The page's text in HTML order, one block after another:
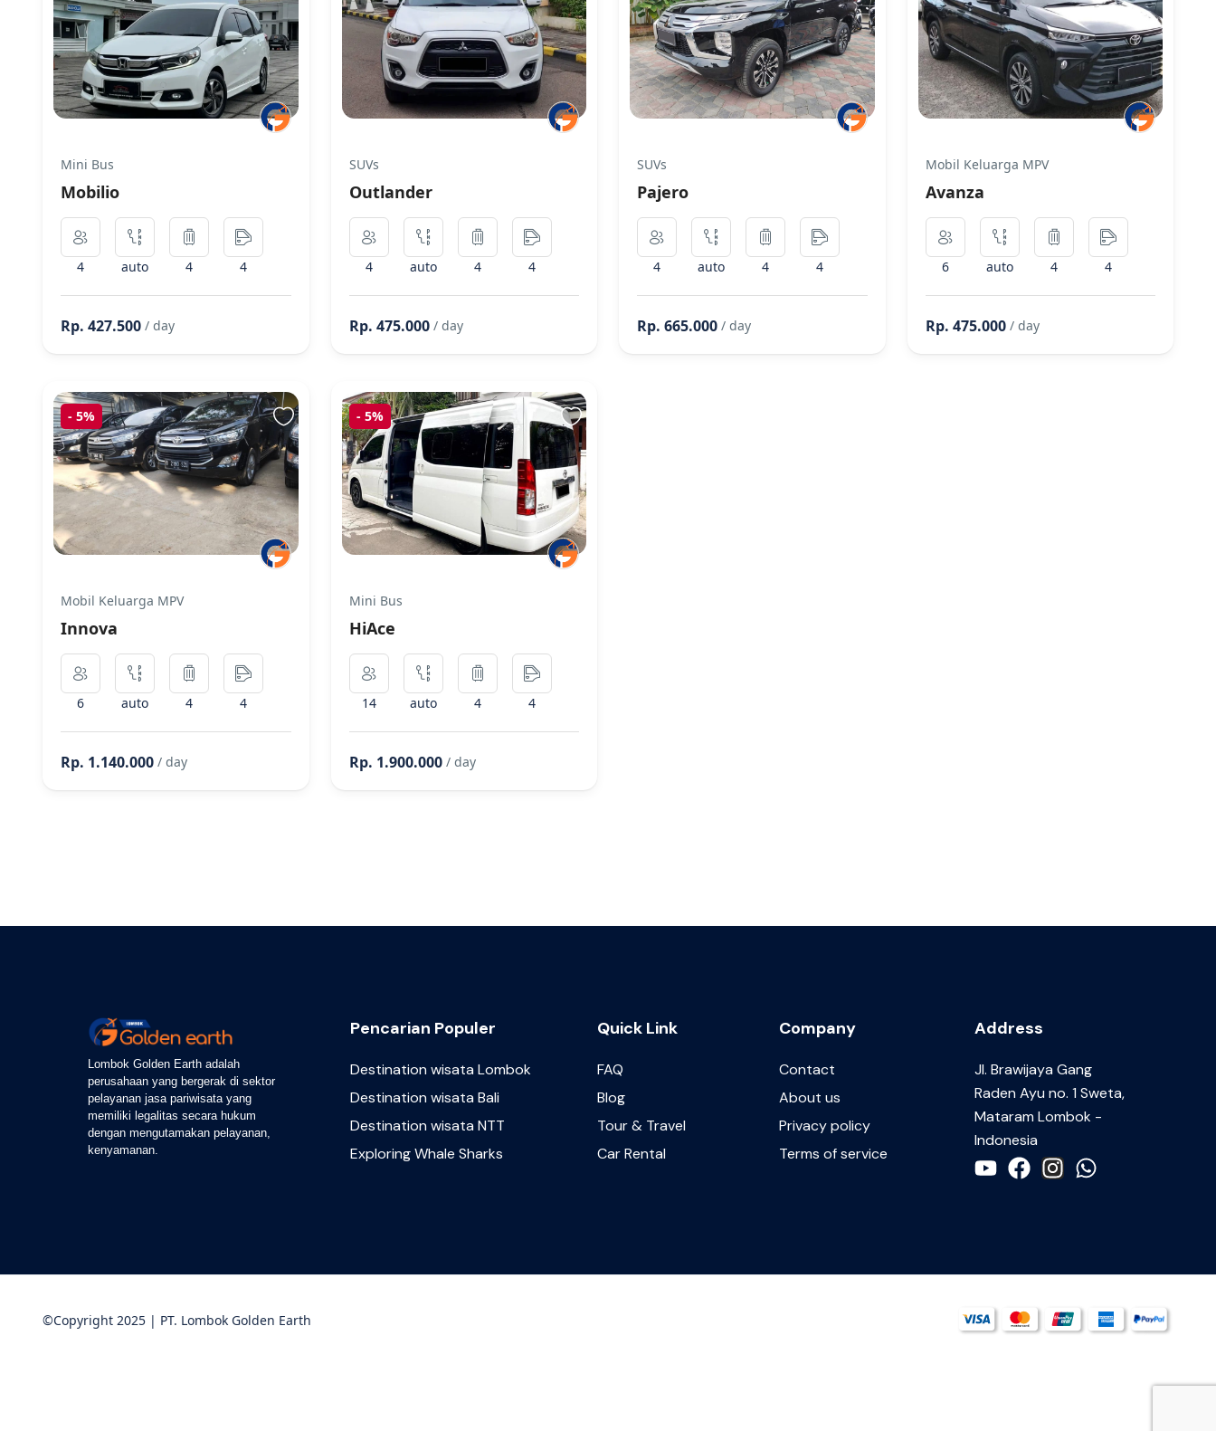
Mini Bus
Mobilio
4 auto 4 4
Rp. 427.500 / day
SUVs
Outlander
4 auto 4 4
Rp. 475.000 / day
SUVs
Pajero
4 auto 4 4
Rp. 665.000 / day
Mobil Keluarga MPV
Avanza
6 auto 4 4
Rp. 475.000 / day
- 5%
Mobil Keluarga MPV
Innova
6 auto 4 4
Rp. 1.140.000 / day
- 5%
Mini Bus
HiAce
14 auto 4 4
Rp. 1.900.000 / day
Lombok Golden Earth adalah
perusahaan yang bergerak di sektor
pelayanan jasa pariwisata yang
memiliki legalitas secara hukum
dengan mengutamakan pelayanan,
kenyamanan.
Pencarian Populer
Destination wisata Lombok
Destination wisata Bali
Destination wisata NTT
Exploring Whale Sharks
Quick Link
FAQ
Blog
Tour & Travel
Car Rental
Company
Contact
About us
Privacy policy
Terms of service
Address
JI. Brawijaya Gang
Raden Ayu no. 1 Sweta,
Mataram Lombok -
Indonesia
©Copyright 2025 | PT. Lombok Golden Earth